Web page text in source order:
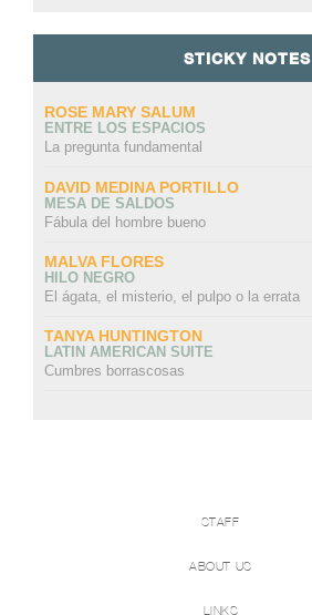
STICKY NOTES
ROSE MARY SALUM
ENTRE LOS ESPACIOS
La pregunta fundamental
DAVID MEDINA PORTILLO
MESA DE SALDOS
Fábula del hombre bueno
MALVA FLORES
HILO NEGRO
El ágata, el misterio, el pulpo o la errata
TANYA HUNTINGTON
LATIN AMERICAN SUITE
Cumbres borrascosas
STAFF
ABOUT US
LINKS